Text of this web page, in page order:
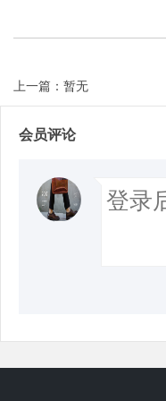
上一篇：暂无
会员评论